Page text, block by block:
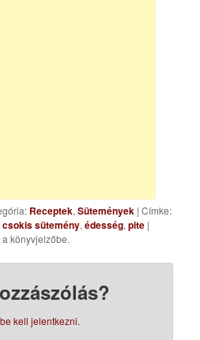
Receptek,Sütemények | Címke:
csokis sütemény,édesség,pite |
a könyvjelzőbe.
be kell jelentkezni.